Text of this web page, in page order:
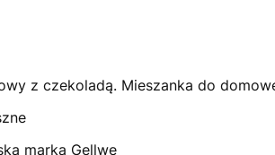
z czekoladą. Mieszanka do
marka Gellwe